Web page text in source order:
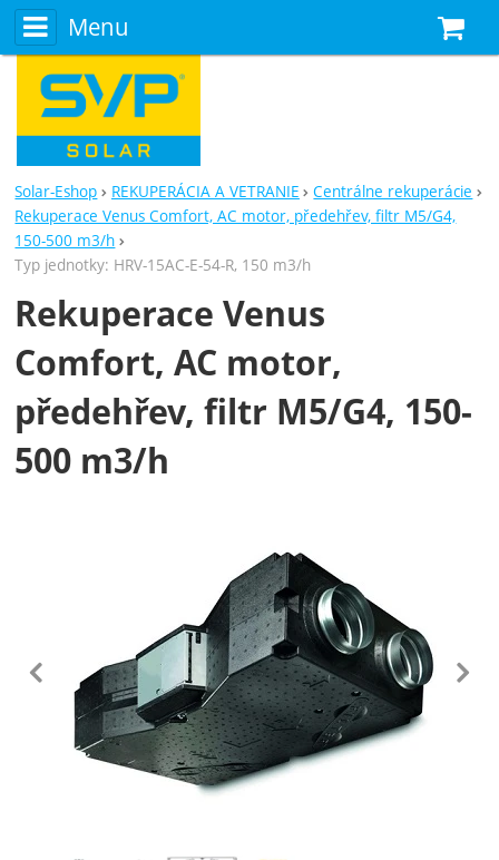
Menu
Solar-Eshop REKUPERÁCIA A VETRANIE
Centrálne rekuperácie
Rekuperace Venus Comfort, AC motor, předehřev, filtr M5/G4,
150-500 m3/h
Typ jednotky: HRV-15AC-E-54-R, 150 m3/h
Rekuperace Venus
Comfort, AC motor,
předehřev, filtr M5/G4, 150-
500 m3/h